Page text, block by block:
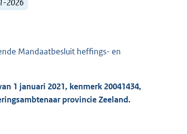
2026
Mandaatbesluit heffings- en
1 januari 2021, kenmerk 20041434,
provincie Zeeland.